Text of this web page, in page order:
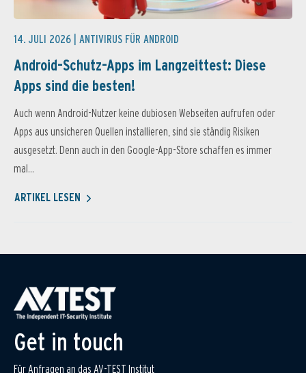
14. JULI 2026 | ANTIVIRUS FÜR ANDROID
Android-Schutz-Apps im Langzeittest: Diese
Apps sind die besten!
Auch wenn Android-Nutzer keine dubiosen Webseiten aufrufen oder
Apps aus unsicheren Quellen installieren, sind sie ständig Risiken
ausgesetzt. Denn auch in den Google-App-Store schaffen es immer
mal...
ARTIKEL LESEN
Get in touch
Für Anfragen an das AV-TEST Institut